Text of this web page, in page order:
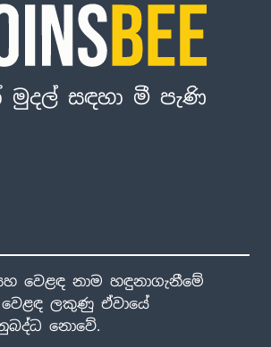
මුදල් සඳහා මී පැණි
වෙළඳ නාම හඳුනාගැනීමේ
ලකුණු ඒවායේ
නොවේ.